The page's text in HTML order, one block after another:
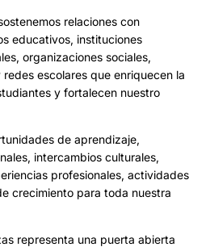
relaciones con
educativos, instituciones
organizaciones sociales,
escolares que enriquecen la
y fortalecen nuestro
de aprendizaje,
intercambios culturales,
profesionales, actividades
crecimiento para toda nuestra
representa una puerta abierta